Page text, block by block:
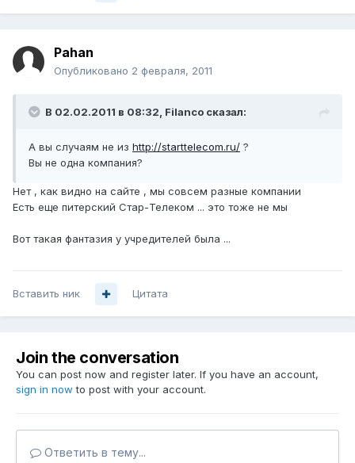
Pahan
Опубликовано 2 февраля, 2011
В 02.02.2011 в 08:32, Filanco сказал:
А вы случаям не из http://starttelecom.ru/ ?
Вы не одна компания?
Нет , как видно на сайте , мы совсем разные компании
Есть еще питерский Стар-Телеком ... это тоже не мы
Вот такая фантазия у учредителей была ...
Вставить ник Цитата
Join the conversation
You can post now and register later. If you have an account,
sign in now to post with your account.
Ответить в тему...